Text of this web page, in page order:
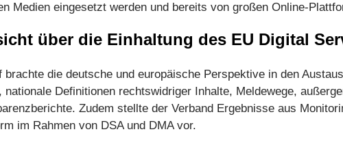
Medien eingesetzt werden und bereits von großen Online-
über die Einhaltung des EU Digital
brachte die deutsche und europäische Perspektive in den
nationale Definitionen rechtswidriger Inhalte, Meldewege,
Zudem stellte der Verband Ergebnisse aus
im Rahmen von DSA und DMA vor.